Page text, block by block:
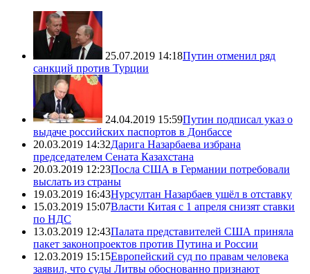
25.07.2019 14:18Путин отменил ряд
санкций против Турции
24.04.2019 15:59Путин подписал указ о
выдаче российских паспортов в Донбассе
20.03.2019 14:32Дарига Назарбаева избрана
председателем Сената Казахстана
20.03.2019 12:23Посла США в Германии потребовали
выслать из страны
19.03.2019 16:43Нурсултан Назарбаев ушёл в отставку
15.03.2019 15:07Власти Китая с 1 апреля снизят ставки
по НДС
13.03.2019 12:43Палата представителей США приняла
пакет законопроектов против Путина и России
12.03.2019 15:15Европейский суд по правам человека
заявил, что суды Литвы обоснованно признают